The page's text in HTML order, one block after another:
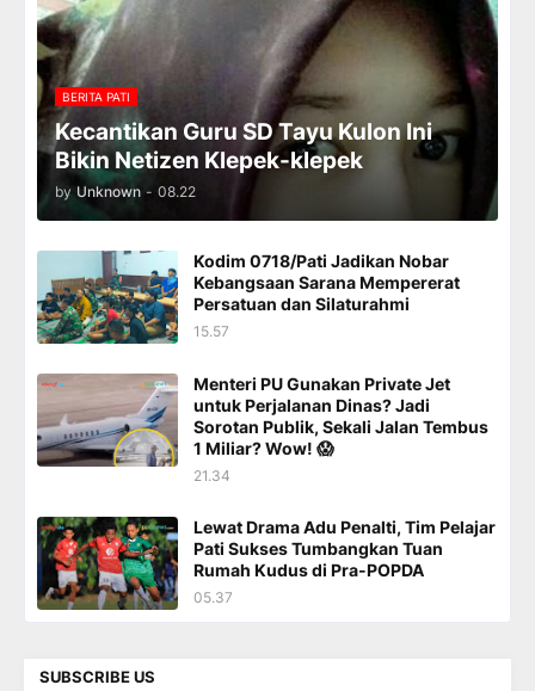
BERITA PATI
Kecantikan Guru SD Tayu Kulon Ini
Bikin Netizen Klepek-klepek
by Unknown - 08.22
Kodim 0718/Pati Jadikan Nobar
Kebangsaan Sarana Mempererat
Persatuan dan Silaturahmi
15.57
Menteri PU Gunakan Private Jet
untuk Perjalanan Dinas? Jadi
Sorotan Publik, Sekali Jalan Tembus
1 Miliar? Wow! 😱
21.34
Lewat Drama Adu Penalti, Tim Pelajar
Pati Sukses Tumbangkan Tuan
Rumah Kudus di Pra-POPDA
05.37
SUBSCRIBE US